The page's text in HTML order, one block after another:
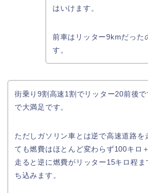
はいけます。
前車はリッター9kmだった
す。
街乗り9割高速1割でリッター20前後で
で大満足です。
ただしガソリン車とは逆で高速道路を
ても燃費はほとんど変わらず100キロ
走ると逆に燃費がリッター15キロ程ま
ち込みます。